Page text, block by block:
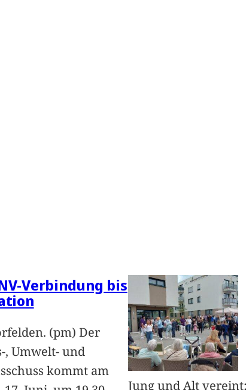
Verbindung bis
(pm) Der
, Umwelt- und
kommt am
Jung und Alt